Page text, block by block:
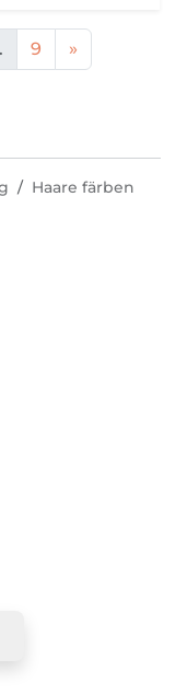
9 »
Haare färben